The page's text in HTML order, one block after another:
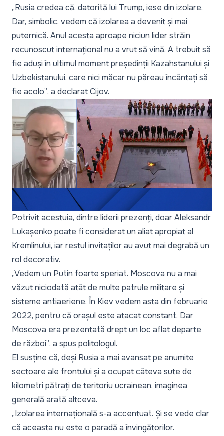
„Rusia credea că, datorită lui Trump, iese din izolare.
Dar, simbolic, vedem că izolarea a devenit și mai
puternică. Anul acesta aproape niciun lider străin
recunoscut internațional nu a vrut să vină. A trebuit să
fie aduși în ultimul moment președinții Kazahstanului și
Uzbekistanului, care nici măcar nu păreau încântați să
fie acolo”, a declarat Cijov.
Potrivit acestuia, dintre liderii prezenți, doar Aleksandr
Lukașenko poate fi considerat un aliat apropiat al
Kremlinului, iar restul invitaților au avut mai degrabă un
rol decorativ.
„Vedem un Putin foarte speriat. Moscova nu a mai
văzut niciodată atât de multe patrule militare și
sisteme antiaeriene. În Kiev vedem asta din februarie
2022, pentru că orașul este atacat constant. Dar
Moscova era prezentată drept un loc aflat departe
de război”, a spus politologul.
El susține că, deși Rusia a mai avansat pe anumite
sectoare ale frontului și a ocupat câteva sute de
kilometri pătrați de teritoriu ucrainean, imaginea
generală arată altceva.
„Izolarea internațională s-a accentuat. Și se vede clar
că aceasta nu este o paradă a învingătorilor.